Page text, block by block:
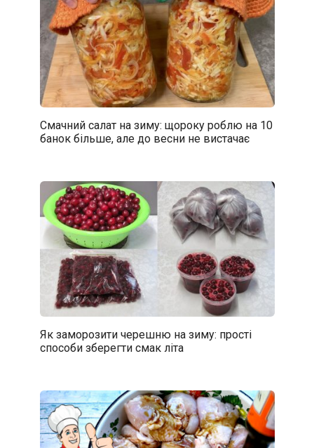
Смачний салат на зиму: щороку роблю на 10
банок більше, але до весни не вистачає
Як заморозити черешню на зиму: прості
способи зберегти смак літа